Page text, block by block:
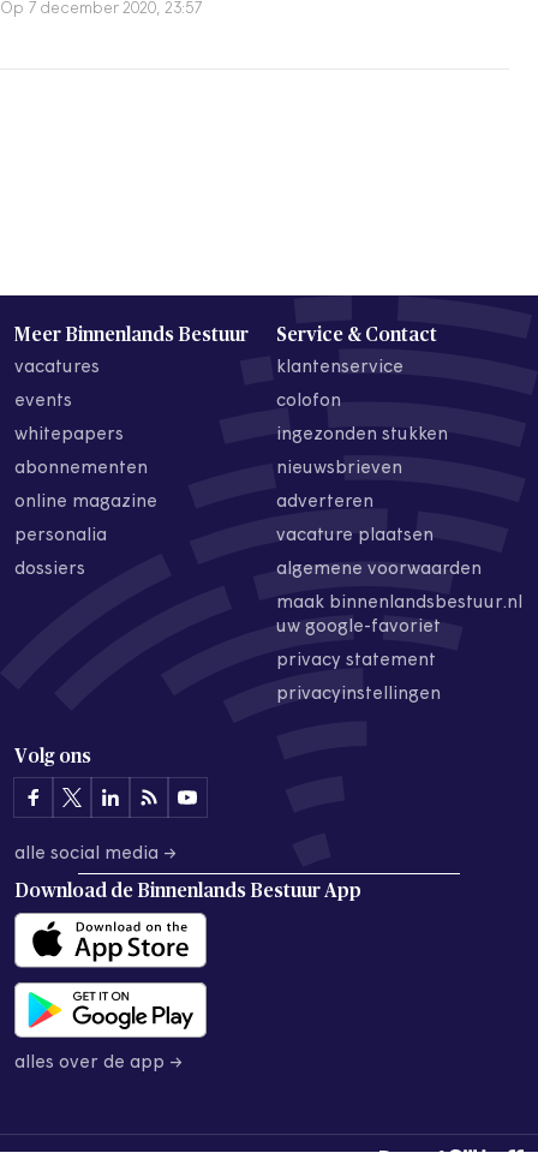
Op 7 december 2020, 23:57
Meer Binnenlands Bestuur
vacatures
events
whitepapers
abonnementen
online magazine
personalia
dossiers
Service & Contact
klantenservice
colofon
ingezonden stukken
nieuwsbrieven
adverteren
vacature plaatsen
algemene voorwaarden
maak binnenlandsbestuur.nl
uw google-favoriet
privacy statement
privacyinstellingen
Volg ons
alle social media →
Download de Binnenlands Bestuur App
alles over de app →